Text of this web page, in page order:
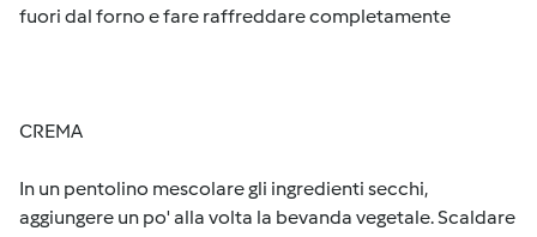
fuori dal forno e fare raffreddare completamente
CREMA
In un pentolino mescolare gli ingredienti secchi,
aggiungere un po' alla volta la bevanda vegetale. Scaldare